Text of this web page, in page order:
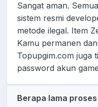
Sangat aman.
sistem resmi
metode ilegal. Item
Kamu permanen
Topupgim.com juga
password akun
Berapa lama